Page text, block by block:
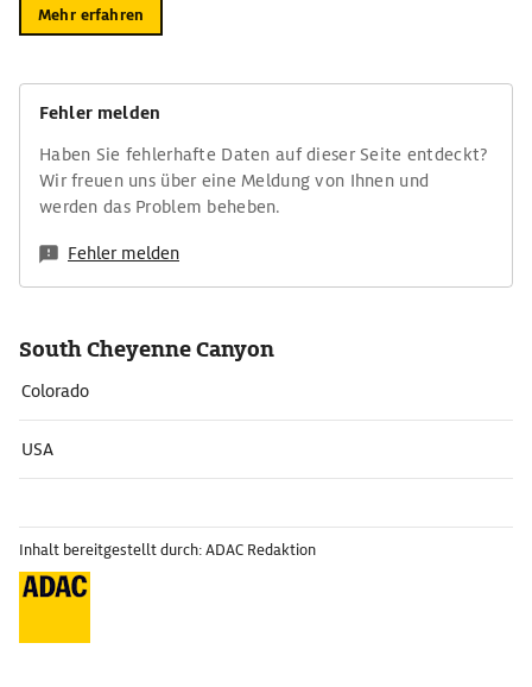
Mehr erfahren
Fehler melden
Haben Sie fehlerhafte Daten auf dieser Seite entdeckt?
Wir freuen uns über eine Meldung von Ihnen und
werden das Problem beheben.
Fehler melden
South Cheyenne Canyon
Colorado
USA
Inhalt bereitgestellt durch: ADAC Redaktion